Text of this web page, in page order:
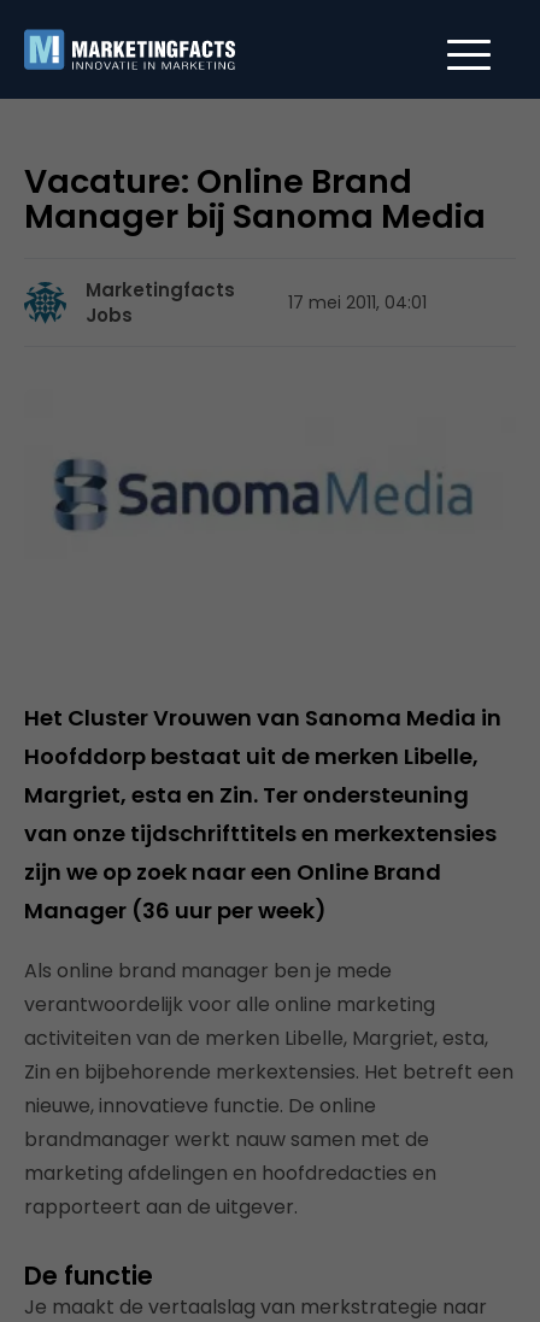
Vacature: Online Brand
Manager bij Sanoma Media
Marketingfacts
Jobs
17 mei 2011, 04:01
Het Cluster Vrouwen van Sanoma Media in
Hoofddorp bestaat uit de merken Libelle,
Margriet, esta en Zin. Ter ondersteuning
van onze tijdschrifttitels en merkextensies
zijn we op zoek naar een Online Brand
Manager (36 uur per week)
Als online brand manager ben je mede
verantwoordelijk voor alle online marketing
activiteiten van de merken Libelle, Margriet, esta,
Zin en bijbehorende merkextensies. Het betreft een
nieuwe, innovatieve functie. De online
brandmanager werkt nauw samen met de
marketing afdelingen en hoofdredacties en
rapporteert aan de uitgever.
De functie
Je maakt de vertaalslag van merkstrategie naar